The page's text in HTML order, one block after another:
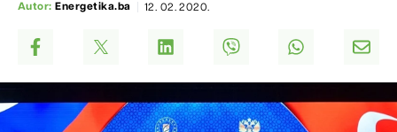
Autor: Energetika.ba 12. 02. 2020.